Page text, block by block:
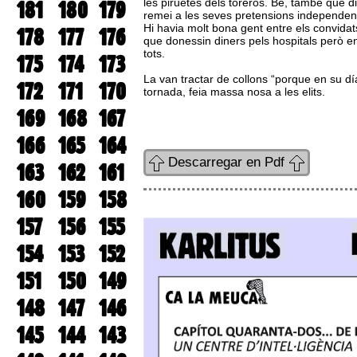
181 180 179
178 177 176
175 174 173
172 171 170
169 168 167
166 165 164
163 162 161
160 159 158
157 156 155
154 153 152
151
150 149
148 147 146
145 144 143
remei a les seves pretensions
Hi havia molt bona gent entre els
que donessin diners pels hospitals però
tots.
La van tractar de collons “porque en su
tornada, feia massa nosa a les elits.
Descarregar en Pdf